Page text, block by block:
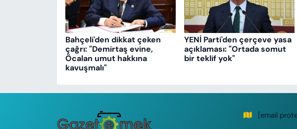
Bahçeli'den dikkat çeken
çağrı: "Demirtaş evine,
Öcalan umut hakkına
kavuşmalı"
YENİ Parti'den çerçeve yasa
açıklaması: "Ortada somut
bir teklif yok"
[email